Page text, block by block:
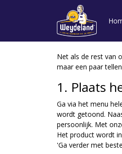
Net als de rest van
maar een paar
1. Plaats
Ga via het menu
wordt getoond.
persoonlijk. Met
Het product wordt
'Ga verder met